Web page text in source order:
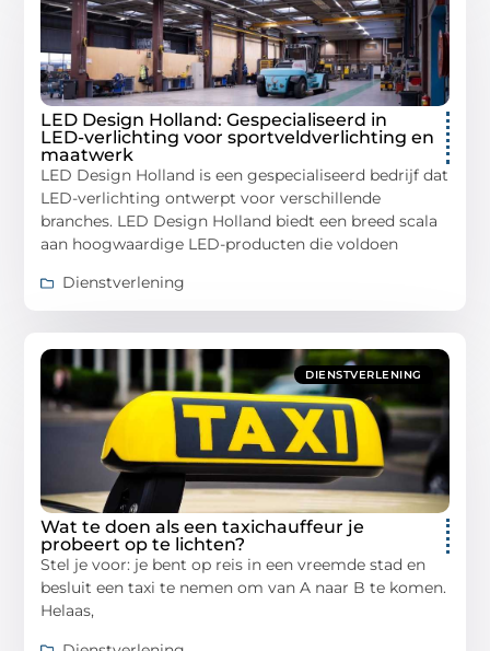
LED Design Holland: Gespecialiseerd in
LED-verlichting voor sportveldverlichting en
maatwerk
LED Design Holland is een gespecialiseerd bedrijf dat
LED-verlichting ontwerpt voor verschillende
branches. LED Design Holland biedt een breed scala
aan hoogwaardige LED-producten die voldoen
Dienstverlening
DIENSTVERLENING
Wat te doen als een taxichauffeur je
probeert op te lichten?
Stel je voor: je bent op reis in een vreemde stad en
besluit een taxi te nemen om van A naar B te komen.
Helaas,